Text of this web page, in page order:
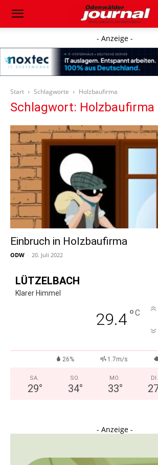
- Anzeige -
Start Schlagworte Holzbaufirma
Schlagwort: Holzbaufirma
Einbruch in Holzbaufirma
ODW - 20. Juli 2022
LÜTZELBACH
Klarer Himmel
29.4°C
26% 1.7m/s
SA.
29°
SO.
34°
MO.
33°
DI.
- Anzeige -